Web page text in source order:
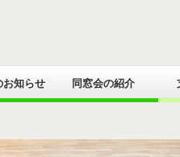
お知らせ 同窓会の紹介